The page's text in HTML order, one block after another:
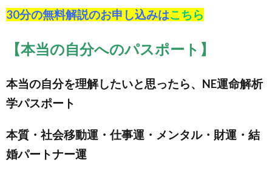
30分の無料解説のお申し込みはこちら
【本当の自分へのパスポート】
本当の自分を理解したいと思ったら、NE運命解析
学パスポート
本質・社会移動運・仕事運・メンタル・財運・結
婚パートナー運